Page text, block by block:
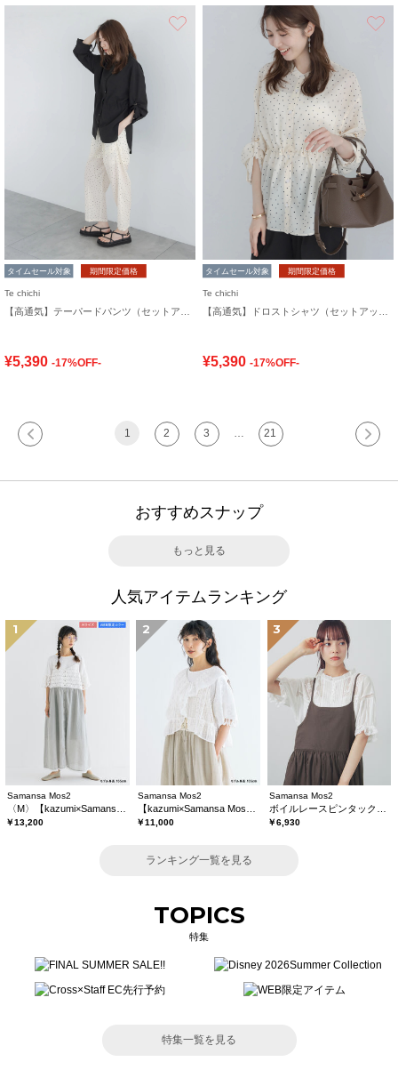
タイムセール対象 期間限定価格
Te chichi
¥5,390 -17%OFF-
タイムセール対象 期間限定価格
Te chichi
¥5,390 -17%OFF-
1 2 3 21
おすすめスナップ
もっと見る
人気アイテムランキング
1
Samansa Mos2
￥13,200
2
Samansa Mos2
￥11,000
3
Samansa Mos2
￥6,930
ランキング一覧を見る
TOPICS
特集
特集一覧を見る